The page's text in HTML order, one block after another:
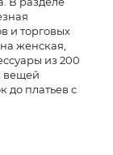
и торговых
женская,
из 200
вещей
до платьев с